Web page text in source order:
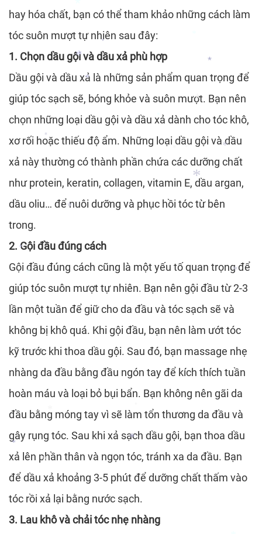
*
*
*
*
*
*
*
*
*
*
*
*
*
*
hay hóa chất, bạn có thể tham khảo những cách làm
tóc suôn mượt tự nhiên sau đây:
1. Chọn dầu gội và dầu xả phù hợp
Dầu gội và dầu xả là những sản phẩm quan trọng để
giúp tóc sạch sẽ, bóng khỏe và suôn mượt. Bạn nên
chọn những loại dầu gội và dầu xả dành cho tóc khô,
xơ rối hoặc thiếu độ ẩm. Những loại dầu gội và dầu
xả này thường có thành phần chứa các dưỡng chất
như protein, keratin, collagen, vitamin E, dầu argan,
dầu oliu… để nuôi dưỡng và phục hồi tóc từ bên
trong.
2. Gội đầu đúng cách
Gội đầu đúng cách cũng là một yếu tố quan trọng để
giúp tóc suôn mượt tự nhiên. Bạn nên gội đầu từ 2-3
lần một tuần để giữ cho da đầu và tóc sạch sẽ và
không bị khô quá. Khi gội đầu, bạn nên làm ướt tóc
kỹ trước khi thoa dầu gội. Sau đó, bạn massage nhẹ
nhàng da đầu bằng đầu ngón tay để kích thích tuần
hoàn máu và loại bỏ bụi bẩn. Bạn không nên gãi da
đầu bằng móng tay vì sẽ làm tổn thương da đầu và
gây rụng tóc. Sau khi xả sạch dầu gội, bạn thoa dầu
xả lên phần thân và ngọn tóc, tránh xa da đầu. Bạn
để dầu xả khoảng 3-5 phút để dưỡng chất thấm vào
tóc rồi xả lại bằng nước sạch.
3. Lau khô và chải tóc nhẹ nhàng